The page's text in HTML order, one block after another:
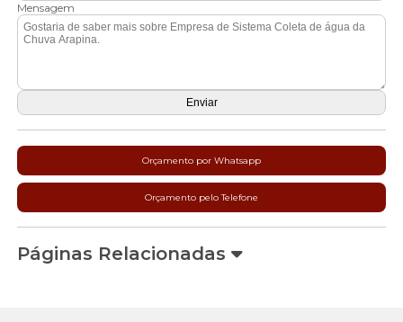
Mensagem
Orçamento por Whatsapp
Orçamento pelo Telefone
Páginas Relacionadas